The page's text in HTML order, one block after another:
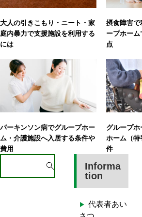
大人の引きこもり・ニート・家
庭内暴力で支援施設を利用する
には
摂食障害で
ープホー
点
パーキンソン病でグループホー
ム・介護施設へ入居する条件や
費用
グループ
ホーム（特
件
Informa
tion
代表者あい